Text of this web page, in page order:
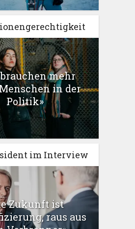
mehr
in der
Politik»
im Interview
Zukunft ist
raus aus